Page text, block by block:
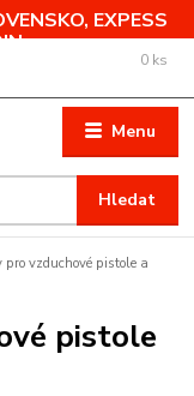
EXPESS
Menu
Hledat
0 ks
pro vzduchové pistole a
pistole